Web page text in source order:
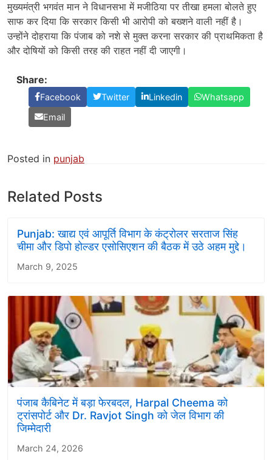
मुख्यमंत्री भगवंत मान ने विधानसभा में मजीठिया पर तीखा हमला बोलते हुए
साफ कर दिया कि सरकार किसी भी आरोपी को बख्शने वाली नहीं है।
उन्होंने दोहराया कि पंजाब को नशे से मुक्त करना सरकार की प्राथमिकता है
और दोषियों को किसी तरह की राहत नहीं दी जाएगी।
Share:
Facebook Twitter Linkedin
Whatsapp
Email
Posted in punjab
Related Posts
Punjab: खाद्य एवं आपूर्ति विभाग के कंट्रोलर सरताज सिंह
चीमा और डिपो होल्डर एसोसिएशन की बैठक में उठे अहम मुद्दे।
March 9, 2025
पंजाब कैबिनेट में बड़ा फेरबदल, Harpal Cheema को
ट्रांसपोर्ट और Dr. Ravjot Singh को जेल विभाग की
जिम्मेदारी
March 24, 2026